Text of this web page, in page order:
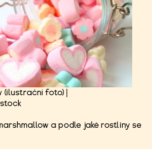
(ilustrační foto) |
a podle jaké rostliny se